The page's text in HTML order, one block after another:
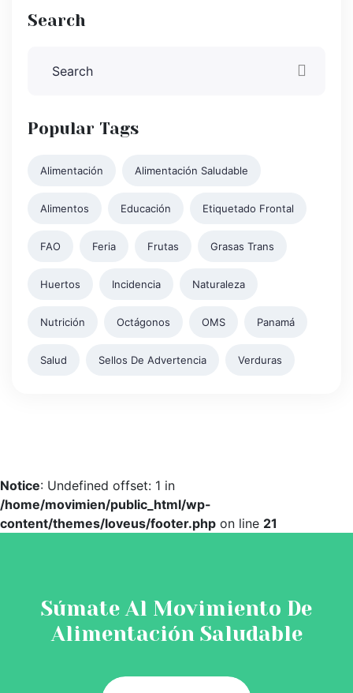
Search
Popular Tags
Alimentación Alimentación Saludable
Alimentos Educación Etiquetado Frontal
FAO Feria Frutas Grasas Trans
Huertos Incidencia Naturaleza
Nutrición Octágonos OMS Panamá
Salud Sellos De Advertencia Verduras
Notice: Undefined offset: 1 in
/home/movimien/public_html/wp-
content/themes/loveus/footer.php on line 21
Súmate Al Movimiento De
Alimentación Saludable